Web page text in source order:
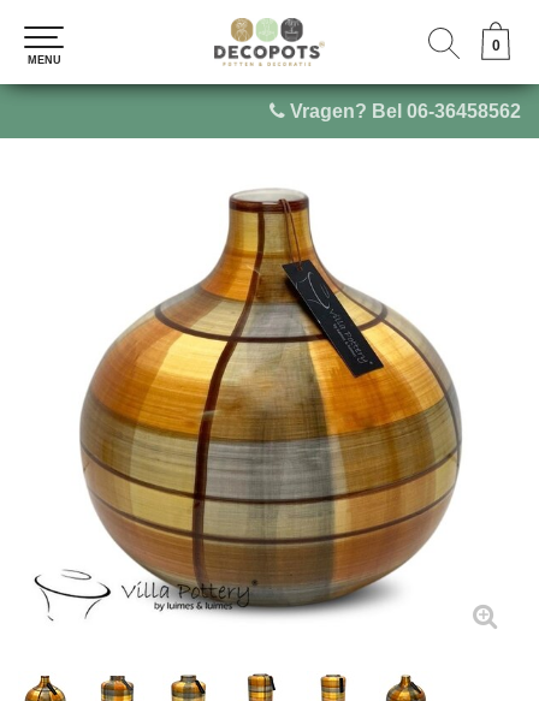
Vragen? Bel 06-36458562
0
MENU
0
MENU